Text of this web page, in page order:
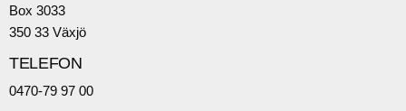
Box 3033
350 33 Växjö
TELEFON
0470-79 97 00